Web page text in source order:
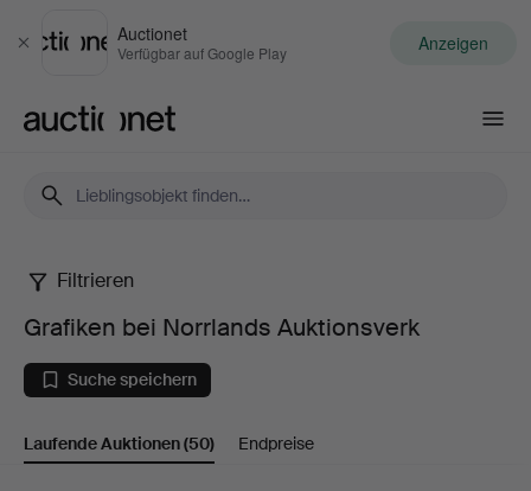
Schließen
Auctionet
Verfügbar auf Google Play Anzeigen
Grafiken
bei
Norrlands
Auktionsverk
Filtrieren
Grafiken bei Norrlands Auktionsverk
Suche speichern
Laufende Auktionen(50) Endpreise